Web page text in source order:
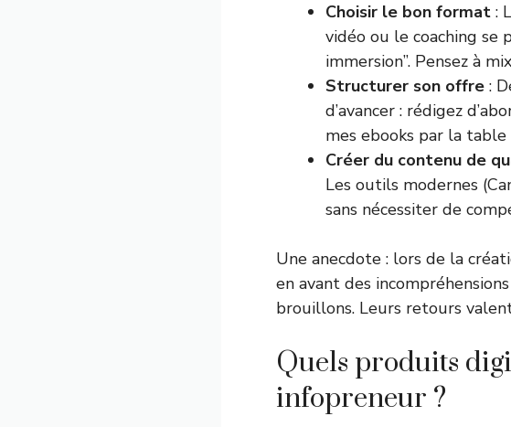
Choisir le bon format :
vidéo ou le coaching se
immersion”. Pensez à
Structurer son offre :
d’avancer : rédigez
mes ebooks par la
Créer du contenu de
Les outils modernes
sans nécessiter de
Une anecdote : lors de la
en avant des
brouillons. Leurs retours
Quels produits
infopreneur ?